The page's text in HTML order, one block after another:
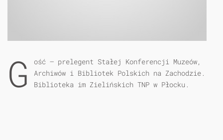
G
ość – prelegent Stałej Konferencji Muzeów,
Archiwów i Bibliotek Polskich na Zachodzie.
Biblioteka im Zielińskich TNP w Płocku.